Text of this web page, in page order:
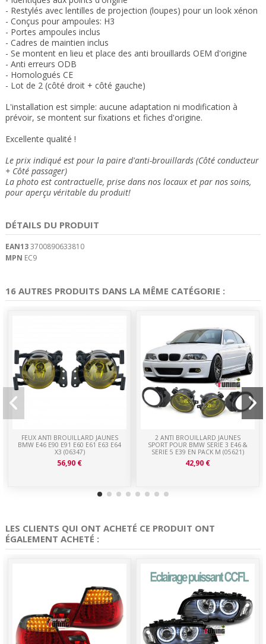
- Restylés avec lentilles de projection (loupes) pour un look xénon
- Conçus pour ampoules: H3
- Portes ampoules inclus
- Cadres de maintien inclus
- Se montent en lieu et place des anti brouillards OEM d'origine
- Anti erreurs ODB
- Homologués CE
- Lot de 2 (côté droit + côté gauche)
L'installation est simple: aucune adaptation ni modification à
prévoir, se montent sur fixations et fiches d'origine.
Excellente qualité !
Le prix indiqué est pour la paire d'anti-brouillards (Côté conducteur
+ Côté passager)
La photo est contractuelle, prise dans nos locaux et par nos soins,
pour aperçu véritable du produit!
DÉTAILS DU PRODUIT
EAN133700890633810
MPN EC9
16 AUTRES PRODUITS DANS LA MÊME CATÉGORIE :
FEUX ANTI BROUILLARD JAUNES
BMW E46 E90 E91 E60 E61 E63 E64
X3 (06347)
56,90 €
2 ANTI BROUILLARD JAUNES
SPORT POUR BMW SERIE 3 E46 &
SERIE 5 E39 EN PACK M (05621)
42,90 €
LES CLIENTS QUI ONT ACHETÉ CE PRODUIT ONT
ÉGALEMENT ACHETÉ :